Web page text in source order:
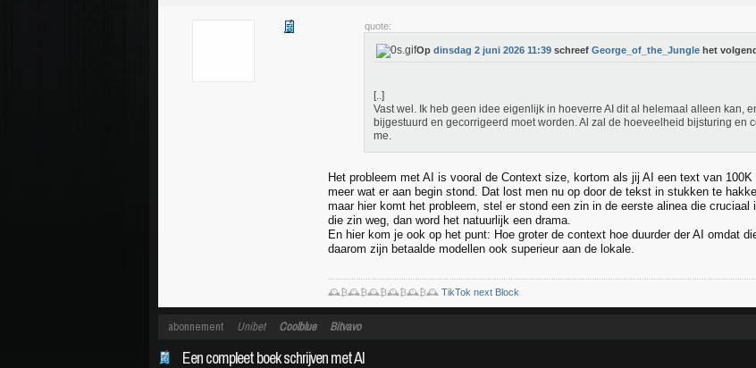
quote:
Op dinsdag 2 juni 2026 11:39 schreef George_of_the_Jungle het
[..]
Vast wel. Ik heb geen idee eigenlijk in hoeverre AI dit al helemaal alleen kan,
bijgestuurd en gecorrigeerd moet worden. Al zal de hoeveelheid bijsturing en
me.
Het probleem met AI is vooral de Context size, kortom als jij AI een text van
meer wat er aan begin stond. Dat lost men nu op door de tekst in stukken te
maar hier komt het probleem, stel er stond een zin in de eerste alinea die
die zin weg, dan word het natuurlijk een drama.
En hier kom je ook op het punt: Hoe groter de context hoe duurder der AI omdat
daarom zijn betaalde modellen ook superieur aan de lokale.
🕰️₿🕰️₿🕰️₿🕰️₿🕰️₿🕰️ TikTok next Block
abonnement Unibet Coolblue Bitvavo
Een compleet boek schrijven met AI